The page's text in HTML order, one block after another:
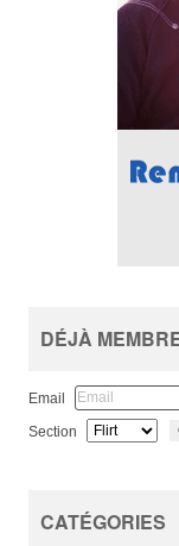
DÉJÀ
Email
Section
CATÉGORIES